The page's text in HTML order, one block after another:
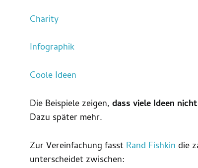
Charity
Infographik
Coole Ideen
Die Beispiele zeigen, dass viele Ideen
Dazu später mehr.
Zur Vereinfachung fasst Rand Fishkin die
unterscheidet zwischen: